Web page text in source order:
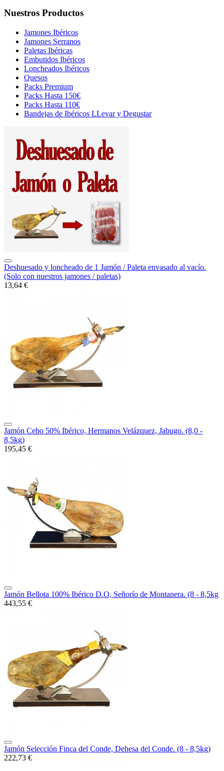
Nuestros Productos
Jamones Ibéricos
Jamones Serranos
Paletas Ibéricas
Embutidos Ibéricos
Loncheados Ibéricos
Quesos
Packs Premium
Packs Hasta 150€
Packs Hasta 110€
Bandejas de Ibéricos LLevar y Degustar
Deshuesado y loncheado de 1 Jamón / Paleta envasado al vacío.
(Solo con nuestros jamones / paletas)
13,64 €
Jamón Cebo 50% Ibérico, Hermanos Velázquez, Jabugo. (8,0 -
8,5kg)
195,45 €
Jamón Bellota 100% Ibérico D.O, Señorío de Montanera. (8 - 8,5kg
443,55 €
Jamón Selección Finca del Conde, Dehesa del Conde. (8 - 8,5kg)
222,73 €